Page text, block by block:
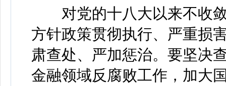
对党的十八大以来不收敛
方针政策贯彻执行、严重损
肃查处、严加惩治。要坚决
金融领域反腐败工作，加大